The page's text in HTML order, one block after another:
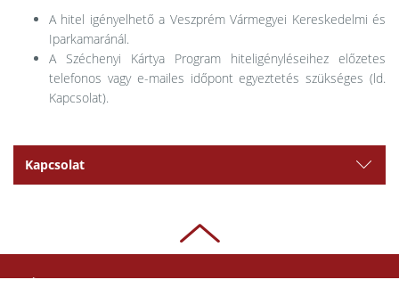
A hitel igényelhető a Veszprém Vármegyei Kereskedelmi és
Iparkamaránál.
A Széchenyi Kártya Program hiteligényléseihez előzetes
telefonos vagy e-mailes időpont egyeztetés szükséges (ld.
Kapcsolat).
Kapcsolat